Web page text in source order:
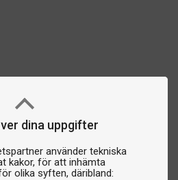
dina uppgifter
använder tekniska
kakor, för att inhämta
olika syften, däribland: